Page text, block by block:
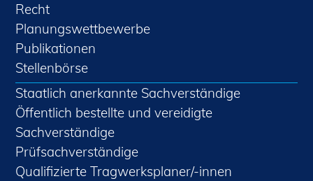
Recht
Planungswettbewerbe
Publikationen
Stellenbörse
Staatlich anerkannte Sachverständige
Öffentlich bestellte und vereidigte
Sachverständige
Prüfsachverständige
Qualifizierte Tragwerksplaner/-innen